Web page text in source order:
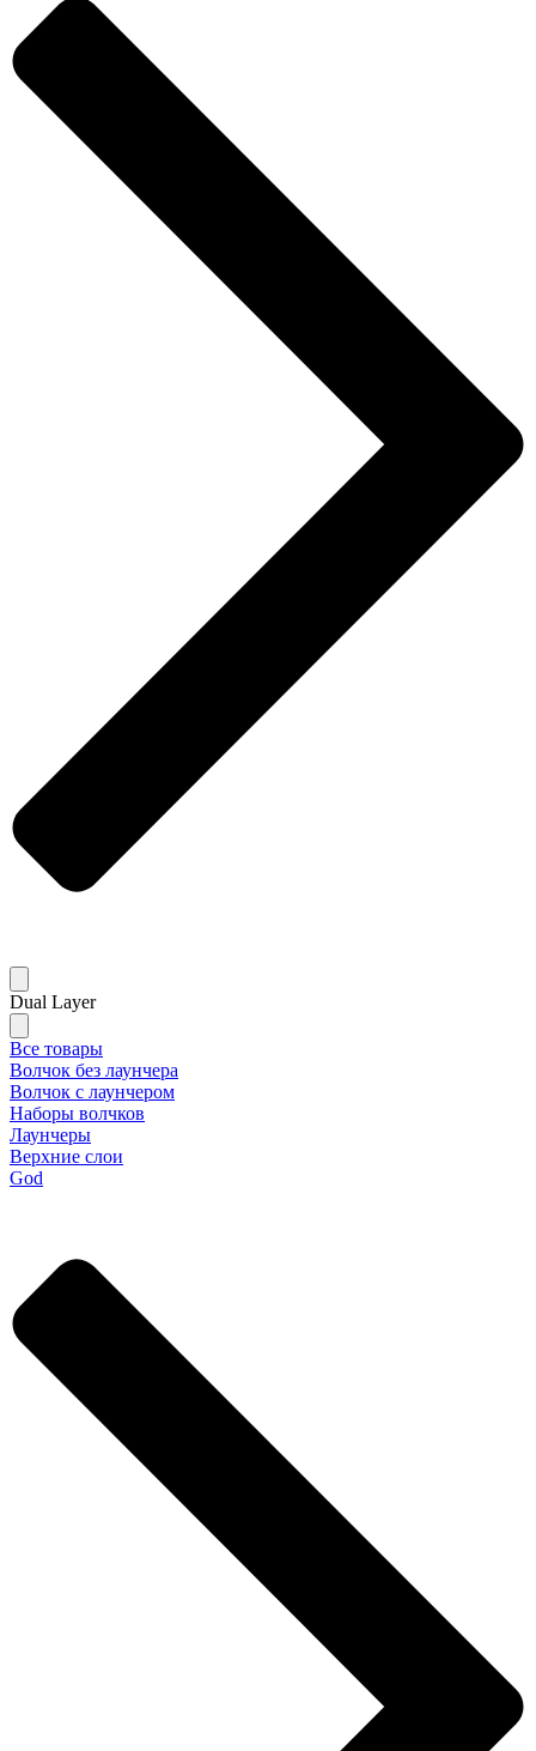
Dual Layer
Все товары
Волчок без лаунчера
Волчок с лаунчером
Наборы волчков
Лаунчеры
Верхние слои
God